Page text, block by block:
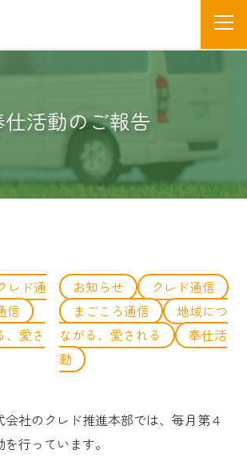
仕活動のご報告
レド通
信
、愛さ
お知らせ
クレド通信
まごころ通信
地域につ
ながる、愛される
奉仕活
動
会社のクレド推進本部では、毎月第４
行っています。